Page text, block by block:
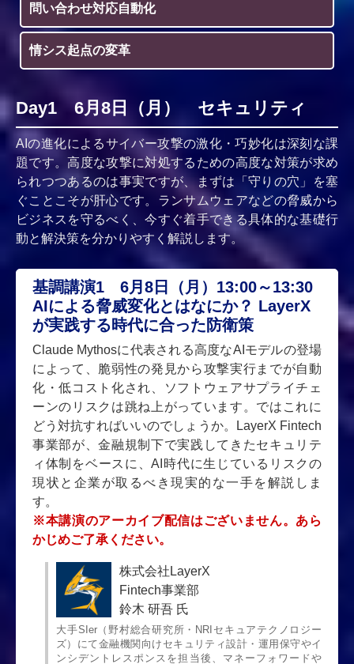
問い合わせ対応自動化
情シス起点の変革
Day1 6月8日（月） セキュリティ
AIの進化によるサイバー攻撃の激化・巧妙化は深刻な課
題です。高度な攻撃に対処するための高度な対策が求め
られつつあるのは事実ですが、まずは「守りの穴」を塞
ぐことこそが肝心です。ランサムウェアなどの脅威から
ビジネスを守るべく、今すぐ着手できる具体的な基礎行
動と解決策を分かりやすく解説します。
基調講演1 6月8日（月）13:00～13:30
AIによる脅威変化とはなにか？ LayerX
が実践する時代に合った防衛策
Claude Mythosに代表される高度なAIモデルの登場
によって、脆弱性の発見から攻撃実行までが自動
化・低コスト化され、ソフトウェアサプライチェ
ーンのリスクは跳ね上がっています。ではこれに
どう対抗すればいいのでしょうか。LayerX Fintech
事業部が、金融規制下で実践してきたセキュリテ
ィ体制をベースに、AI時代に生じているリスクの
現状と企業が取るべき現実的な一手を解説しま
す。
※本講演のアーカイブ配信はございません。あら
かじめご了承ください。
株式会社LayerX
Fintech事業部
鈴木 研吾 氏
大手SIer（野村総合研究所・NRIセキュアテクノロジー
ズ）にて金融機関向けセキュリティ設計・運用保守やイ
ンシデントレスポンスを担当後、マネーフォワードや